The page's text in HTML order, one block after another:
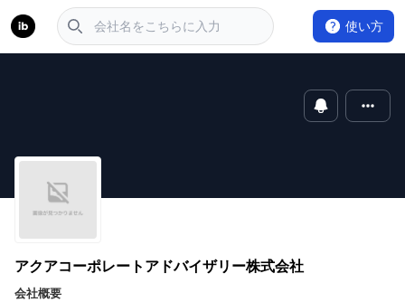
使い方
アクアコーポレートアドバイザリー株式会社
会社概要